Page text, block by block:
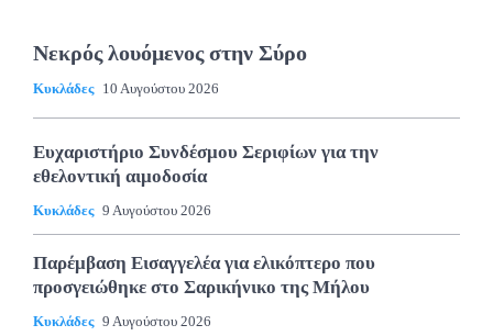
Νεκρός λουόμενος στην Σύρο
Κυκλάδες 10 Αυγούστου 2026
Ευχαριστήριο Συνδέσμου Σεριφίων για την
εθελοντική αιμοδοσία
Κυκλάδες 9 Αυγούστου 2026
Παρέμβαση Εισαγγελέα για ελικόπτερο που
προσγειώθηκε στο Σαρικήνικο της Μήλου
Κυκλάδες 9 Αυγούστου 2026